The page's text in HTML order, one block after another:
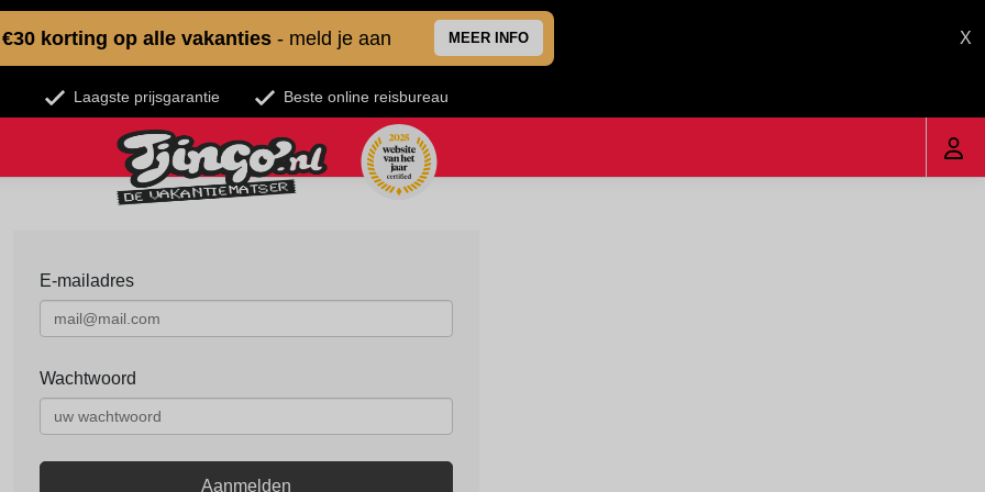
€30 korting op alle vakanties - meld je aan MEER INFO X
Laagste prijsgarantie Beste online reisbureau
E-mailadres
Wachtwoord
Aanmelden